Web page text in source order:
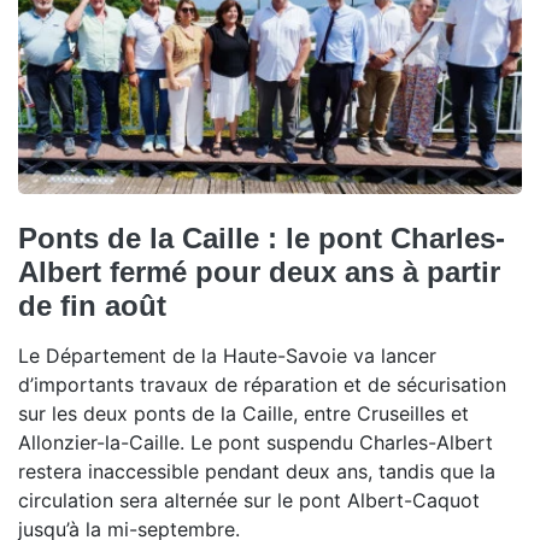
Ponts de la Caille : le pont Charles-
Albert fermé pour deux ans à partir
de fin août
Le Département de la Haute-Savoie va lancer
d’importants travaux de réparation et de sécurisation
sur les deux ponts de la Caille, entre Cruseilles et
Allonzier-la-Caille. Le pont suspendu Charles-Albert
restera inaccessible pendant deux ans, tandis que la
circulation sera alternée sur le pont Albert-Caquot
jusqu’à la mi-septembre.